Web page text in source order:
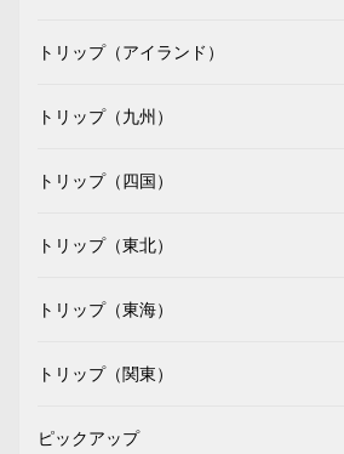
トリップ（アイランド）
トリップ（九州）
トリップ（四国）
トリップ（東北）
トリップ（東海）
トリップ（関東）
ピックアップ